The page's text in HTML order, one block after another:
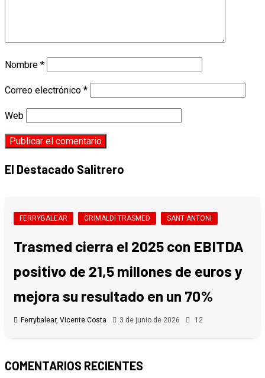
Nombre *
Correo electrónico *
Web
El Destacado Salitrero
FERRYBALEAR GRIMALDI TRASMED SANT ANTONI
Trasmed cierra el 2025 con EBITDA
positivo de 21,5 millones de euros y
mejora su resultado en un 70%
Ferrybalear, Vicente Costa 3 de junio de 2026 12
COMENTARIOS RECIENTES